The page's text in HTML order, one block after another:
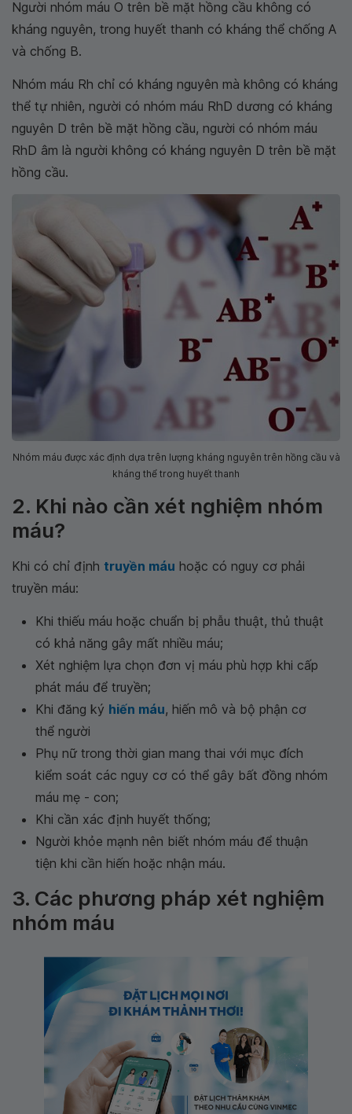
Người nhóm máu O trên bề mặt hồng cầu không có
kháng nguyên, trong huyết thanh có kháng thể chống A
và chống B.
Nhóm máu Rh chỉ có kháng nguyên mà không có kháng
thể tự nhiên, người có nhóm máu RhD dương có kháng
nguyên D trên bề mặt hồng cầu, người có nhóm máu
RhD âm là người không có kháng nguyên D trên bề mặt
hồng cầu.
Nhóm máu được xác định dựa trên lượng kháng nguyên trên hồng cầu và
kháng thể trong huyết thanh
2. Khi nào cần xét nghiệm nhóm
máu?
Khi có chỉ định truyền máu hoặc có nguy cơ phải
truyền máu:
Khi thiếu máu hoặc chuẩn bị phẫu thuật, thủ thuật
có khả năng gây mất nhiều máu;
Xét nghiệm lựa chọn đơn vị máu phù hợp khi cấp
phát máu để truyền;
Khi đăng ký hiến máu , hiến mô và bộ phận cơ
thể người
Phụ nữ trong thời gian mang thai với mục đích
kiểm soát các nguy cơ có thể gây bất đồng nhóm
máu mẹ - con;
Khi cần xác định huyết thống;
Người khỏe mạnh nên biết nhóm máu để thuận
tiện khi cần hiến hoặc nhận máu.
3. Các phương pháp xét nghiệm
nhóm máu